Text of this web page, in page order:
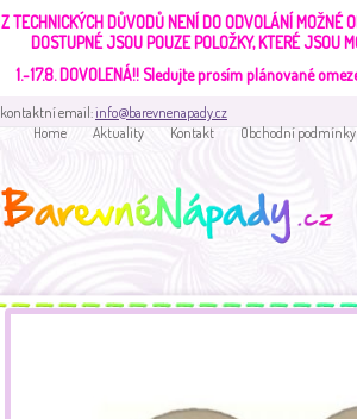
Z TECHNICKÝCH DŮVODŮ NENÍ DO ODVOLÁNÍ MOŽNÉ
DOSTUPNÉ JSOU POUZE POLOŽKY, KTERÉ JSOU
1.-17.8. DOVOLENÁ!!Sledujte prosím plánované
kontaktní email:info@barevnenapady.cz
Home
Aktuality Kontakt Obchodní podmínky